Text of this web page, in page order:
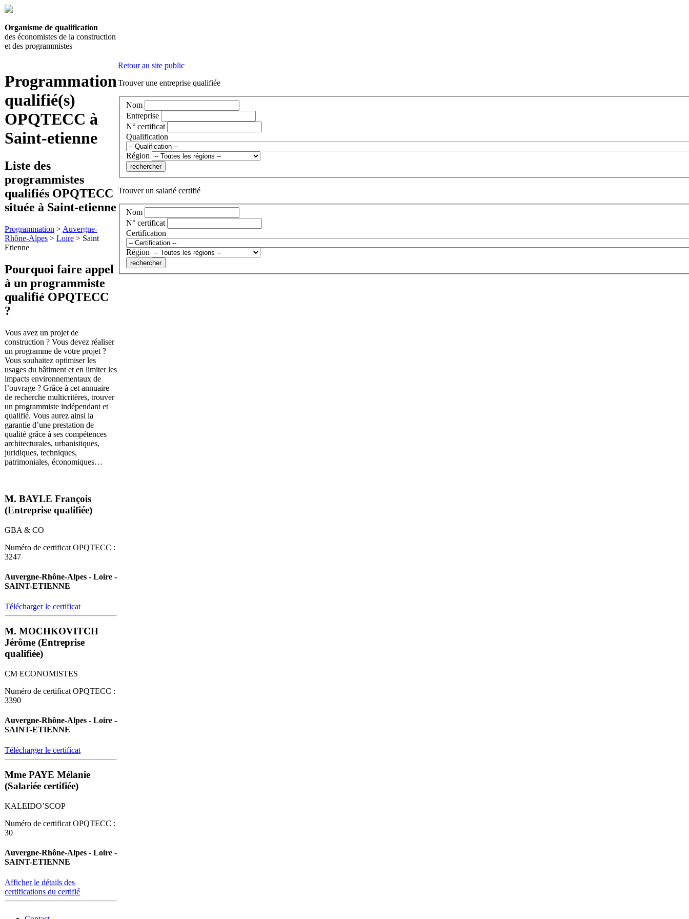
Organisme de qualification
des économistes de la construction
et des programmistes
Programmation
qualifié(s)
OPQTECC à
Saint-etienne
Liste des
programmistes
qualifiés OPQTECC
située à Saint-etienne
Programmation > Auvergne-
Rhône-Alpes > Loire > Saint
Etienne
Pourquoi faire appel
à un programmiste
qualifié OPQTECC
?
Vous avez un projet de
construction ? Vous devez réaliser
un programme de votre projet ?
Vous souhaitez optimiser les
usages du bâtiment et en limiter les
impacts environnementaux de
l’ouvrage ? Grâce à cet annuaire
de recherche multicritères, trouver
un programmiste indépendant et
qualifié. Vous aurez ainsi la
garantie d’une prestation de
qualité grâce à ses compétences
architecturales, urbanistiques,
juridiques, techniques,
patrimoniales, économiques…
M. BAYLE François
(Entreprise qualifiée)
GBA & CO
Numéro de certificat OPQTECC :
3247
Auvergne-Rhône-Alpes - Loire -
SAINT-ETIENNE
Télécharger le certificat
M. MOCHKOVITCH
Jérôme (Entreprise
qualifiée)
CM ECONOMISTES
Numéro de certificat OPQTECC :
3390
Auvergne-Rhône-Alpes - Loire -
SAINT-ETIENNE
Télécharger le certificat
Mme PAYE Mélanie
(Salariée certifiée)
KALEIDO’SCOP
Numéro de certificat OPQTECC :
30
Auvergne-Rhône-Alpes - Loire -
SAINT-ETIENNE
Afficher le détails des
certifications du certifié
Retour au site public
Trouver une entreprise qualifiée
Nom
Entreprise
N° certificat
Qualification
Région
Trouver un salarié certifié
Nom
N° certificat
Certification
Région